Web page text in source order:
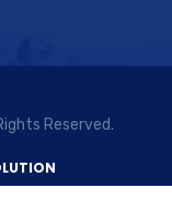
Reserved.